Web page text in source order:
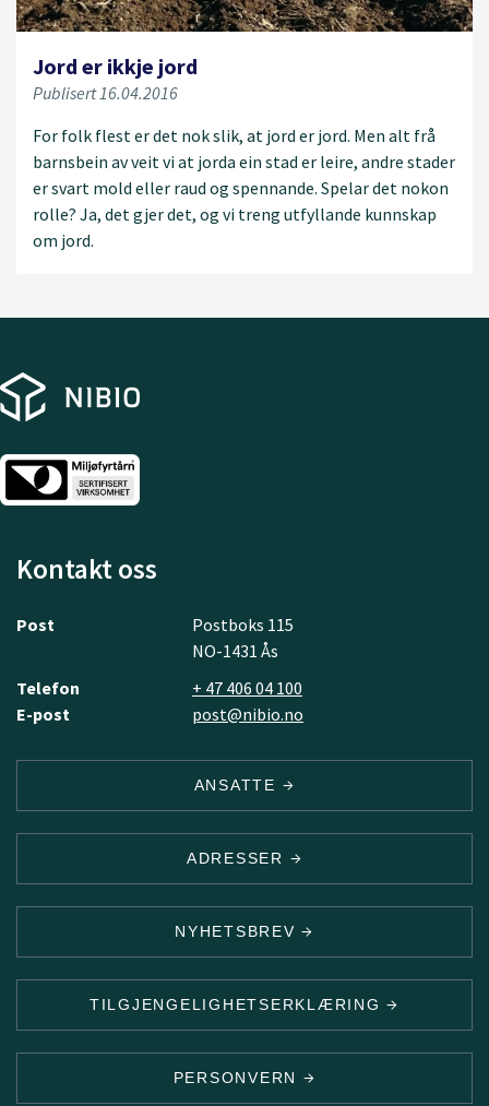
Jord er ikkje jord
Publisert 16.04.2016
For folk flest er det nok slik, at jord er jord. Men alt frå
barnsbein av veit vi at jorda ein stad er leire, andre stader
er svart mold eller raud og spennande. Spelar det nokon
rolle? Ja, det gjer det, og vi treng utfyllande kunnskap
om jord.
Kontakt oss
Post
Postboks 115
NO-1431 Ås
Telefon
+ 47 406 04 100
E-post
post@nibio.no
ANSATTE
ADRESSER
NYHETSBREV
TILGJENGELIGHETSERKLÆRING
PERSONVERN